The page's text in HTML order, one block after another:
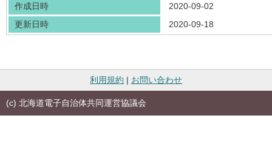
作成日時
2020-09-02
更新日時
2020-09-18
利用規約 | お問い合わせ
(c) 北海道電子自治体共同運営協議会